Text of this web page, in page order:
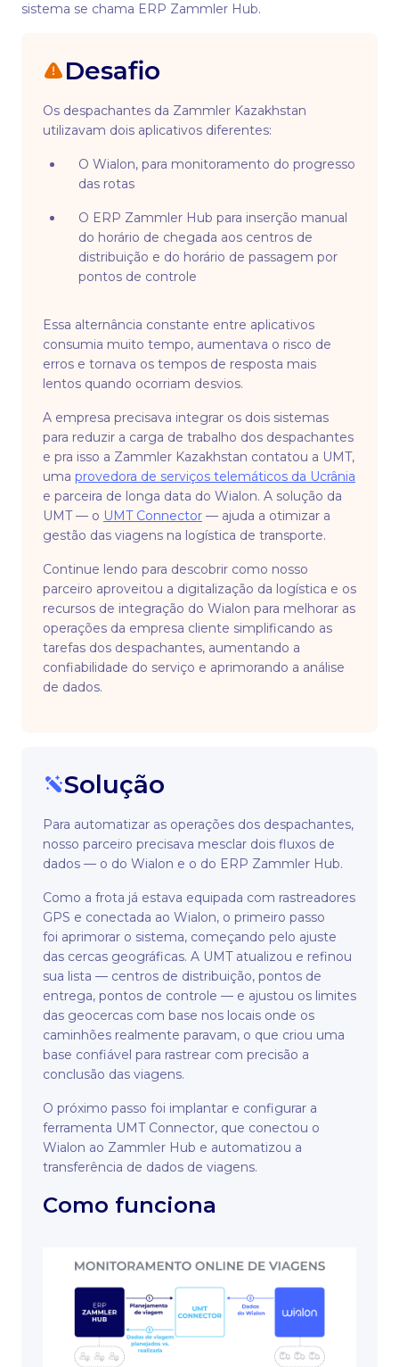
sistema se chama ERP Zammler Hub.
Desafio
Os despachantes da Zammler Kazakhstan
utilizavam dois aplicativos diferentes:
O Wialon, para monitoramento do progresso
das rotas
O ERP Zammler Hub para inserção manual
do horário de chegada aos centros de
distribuição e do horário de passagem por
pontos de controle
Essa alternância constante entre aplicativos
consumia muito tempo, aumentava o risco de
erros e tornava os tempos de resposta mais
lentos quando ocorriam desvios.
A empresa precisava integrar os dois sistemas
para reduzir a carga de trabalho dos despachantes
e pra isso a Zammler Kazakhstan contatou a UMT,
uma provedora de serviços telemáticos da Ucrânia
e parceira de longa data do Wialon. A solução da
UMT — o UMT Connector — ajuda a otimizar a
gestão das viagens na logística de transporte.
Continue lendo para descobrir como nosso
parceiro aproveitou a digitalização da logística e os
recursos de integração do Wialon para melhorar as
operações da empresa cliente simplificando as
tarefas dos despachantes, aumentando a
confiabilidade do serviço e aprimorando a análise
de dados.
Solução
Para automatizar as operações dos despachantes,
nosso parceiro precisava mesclar dois fluxos de
dados — o do Wialon e o do ERP Zammler Hub.
Como a frota já estava equipada com rastreadores
GPS e conectada ao Wialon, o primeiro passo
foi aprimorar o sistema, começando pelo ajuste
das cercas geográficas. A UMT atualizou e refinou
sua lista — centros de distribuição, pontos de
entrega, pontos de controle — e ajustou os limites
das geocercas com base nos locais onde os
caminhões realmente paravam, o que criou uma
base confiável para rastrear com precisão a
conclusão das viagens.
O próximo passo foi implantar e configurar a
ferramenta UMT Connector, que conectou o
Wialon ao Zammler Hub e automatizou a
transferência de dados de viagens.
Como funciona